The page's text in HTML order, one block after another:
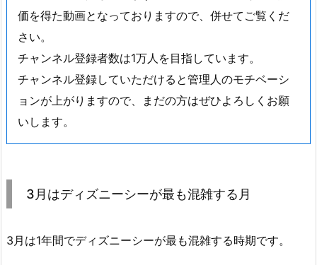
価を得た動画となっておりますので、併せてご覧くだ
さい。
チャンネル登録者数は1万人を目指しています。
チャンネル登録していただけると管理人のモチベーシ
ョンが上がりますので、まだの方はぜひよろしくお願
いします。
3月はディズニーシーが最も混雑する月
3月は1年間でディズニーシーが最も混雑する時期です。